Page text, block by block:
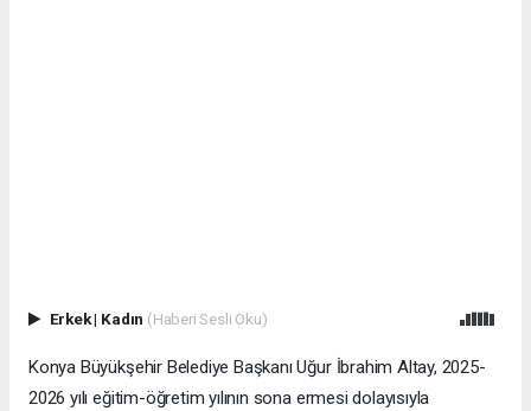
Erkek| Kadın (Haberi Sesli Oku)
Konya Büyükşehir Belediye Başkanı Uğur İbrahim Altay, 2025-
2026 yılı eğitim-öğretim yılının sona ermesi dolayısıyla